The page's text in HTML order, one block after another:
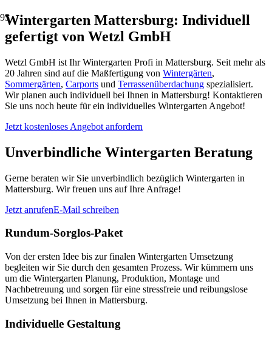
Wintergarten Mattersburg: Individuell
gefertigt von Wetzl GmbH
Wetzl GmbH ist Ihr Wintergarten Profi in Mattersburg. Seit mehr als
20 Jahren sind auf die Maßfertigung von Wintergärten,
Sommergärten, Carports und Terrassenüberdachung spezialisiert.
Wir planen auch individuell bei Ihnen in Mattersburg! Kontaktieren
Sie uns noch heute für ein individuelles Wintergarten Angebot!
Jetzt kostenloses Angebot anfordern
Unverbindliche Wintergarten Beratung
Gerne beraten wir Sie unverbindlich bezüglich Wintergarten in
Mattersburg. Wir freuen uns auf Ihre Anfrage!
Jetzt anrufenE-Mail schreiben
Rundum-Sorglos-Paket
Von der ersten Idee bis zur finalen Wintergarten Umsetzung
begleiten wir Sie durch den gesamten Prozess. Wir kümmern uns
um die Wintergarten Planung, Produktion, Montage und
Nachbetreuung und sorgen für eine stressfreie und reibungslose
Umsetzung bei Ihnen in Mattersburg.
Individuelle Gestaltung